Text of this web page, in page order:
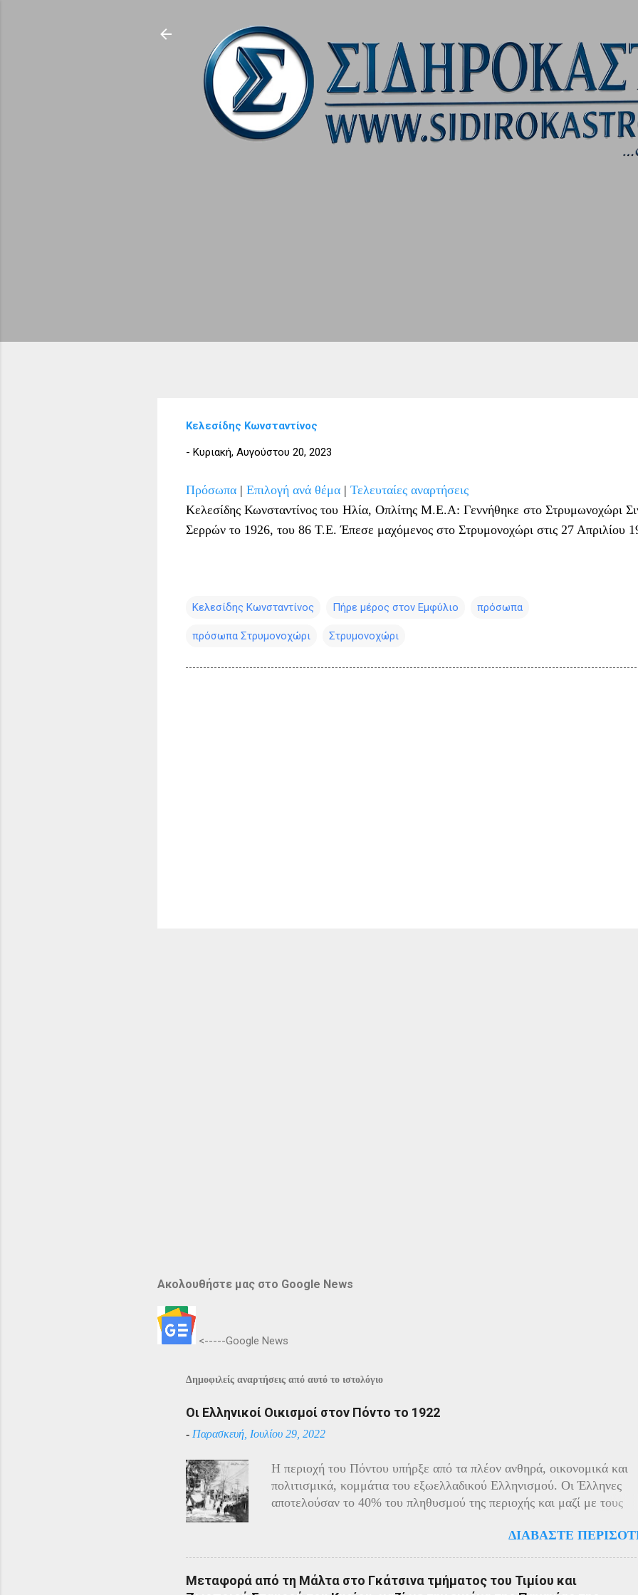
Κελεσίδης Κωνσταντίνος
- Κυριακή, Αυγούστου 20, 2023
Πρόσωπα | Επιλογή ανά θέμα | Τελευταίες αναρτήσεις
Κελεσίδης Κωνσταντίνος του Ηλία, Οπλίτης Μ.Ε.Α: Γεννήθηκε στο Στρυμωνοχώρι
Σερρών το 1926, του 86 Τ.Ε. Έπεσε μαχόμενος στο Στρυμονοχώρι στις 27 Απριλίου
Κελεσίδης Κωνσταντίνος Πήρε μέρος στον Εμφύλιο πρόσωπα
πρόσωπα Στρυμονοχώρι Στρυμονοχώρι
Ακολουθήστε μας στο Google News
<-----Google News
Δημοφιλείς αναρτήσεις από αυτό το ιστολόγιο
Οι Ελληνικοί Οικισμοί στον Πόντο το 1922
- Παρασκευή, Ιουλίου 29, 2022
Η περιοχή του Πόντου υπήρξε από τα πλέον ανθηρά, οικονομικά και
πολιτισμικά, κομμάτια του εξωελλαδικού Ελληνισμού. Οι Έλληνες
αποτελούσαν το 40% του πληθυσμού της περιοχής και μαζί με τους
Πόντου είχε και αυτός στη διάρκεια του πολέμου την ίδια τύχη με τον
και αντίποινα στις οικογένειες των φυγοστράτων. Χαρακτηριστική εδώ
ΔΙΑΒΆΣΤΕ
Μεταφορά από τη Μάλτα στο Γκάτσινα τμήματος του Τιμίου και